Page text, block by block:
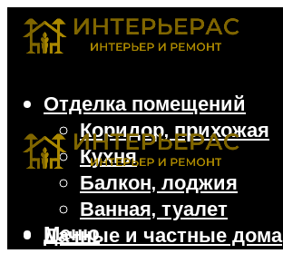
Отделка помещений
Коридор, прихожая
Кухня
Балкон, лоджия
Ванная, туалет
Дачные и частные дома
Меню